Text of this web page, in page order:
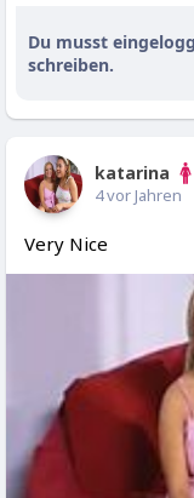
Du musst
schreiben.
katarina
4 vor Jahren
Very Nice